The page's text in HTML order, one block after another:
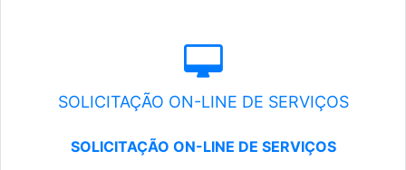
SOLICITAÇÃO ON-LINE DE SERVIÇOS
SOLICITAÇÃO ON-LINE DE SERVIÇOS